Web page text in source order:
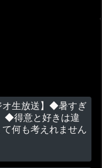
オ生放送】◆暑すぎ
◆得意と好きは違
何も考えれません